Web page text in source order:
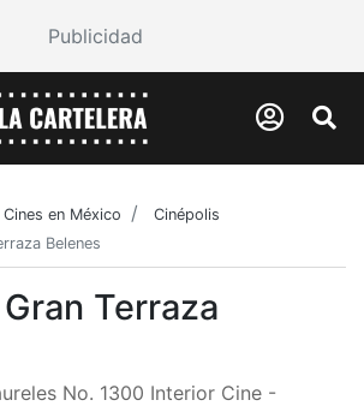
Publicidad
en México
Cinépolis
Belenes
Terraza
No. 1300 Interior Cine -